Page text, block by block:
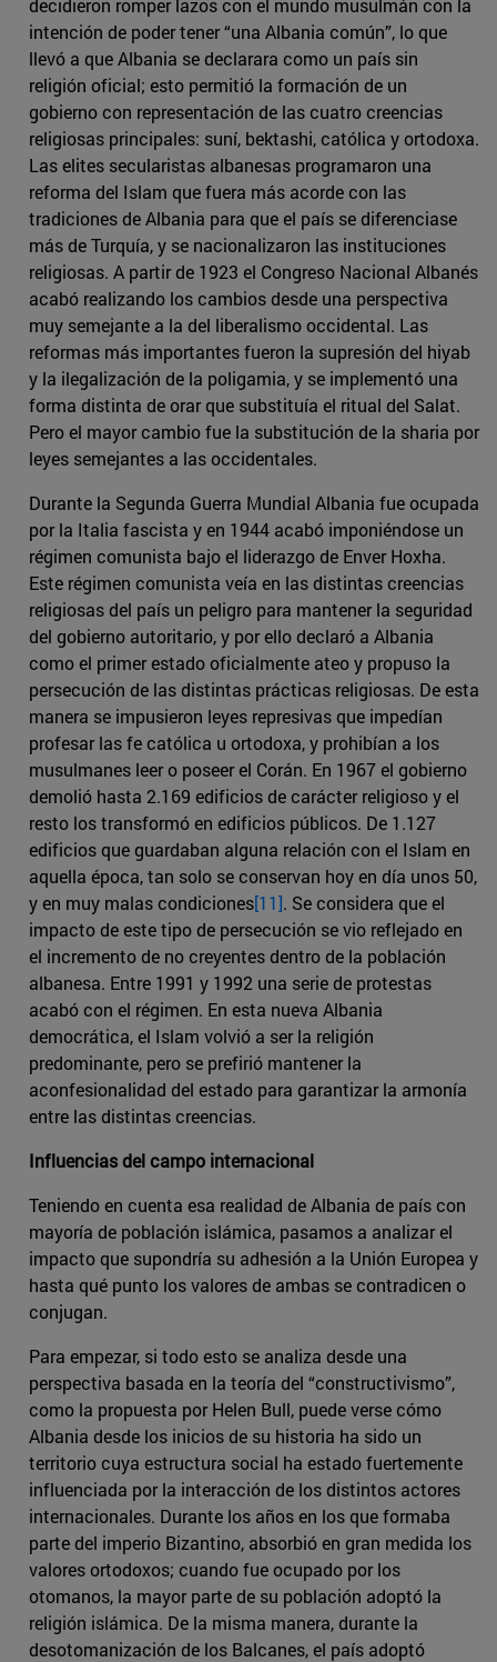
decidieron romper lazos con el mundo musulmán con la
intención de poder tener “una Albania común”, lo que
llevó a que Albania se declarara como un país sin
religión oficial; esto permitió la formación de un
gobierno con representación de las cuatro creencias
religiosas principales: suní, bektashi, católica y ortodoxa.
Las elites secularistas albanesas programaron una
reforma del Islam que fuera más acorde con las
tradiciones de Albania para que el país se diferenciase
más de Turquía, y se nacionalizaron las instituciones
religiosas. A partir de 1923 el Congreso Nacional Albanés
acabó realizando los cambios desde una perspectiva
muy semejante a la del liberalismo occidental. Las
reformas más importantes fueron la supresión del hiyab
y la ilegalización de la poligamia, y se implementó una
forma distinta de orar que substituía el ritual del Salat.
Pero el mayor cambio fue la substitución de la sharia por
leyes semejantes a las occidentales.
Durante la Segunda Guerra Mundial Albania fue ocupada
por la Italia fascista y en 1944 acabó imponiéndose un
régimen comunista bajo el liderazgo de Enver Hoxha.
Este régimen comunista veía en las distintas creencias
religiosas del país un peligro para mantener la seguridad
del gobierno autoritario, y por ello declaró a Albania
como el primer estado oficialmente ateo y propuso la
persecución de las distintas prácticas religiosas. De esta
manera se impusieron leyes represivas que impedían
profesar las fe católica u ortodoxa, y prohibían a los
musulmanes leer o poseer el Corán. En 1967 el gobierno
demolió hasta 2.169 edificios de carácter religioso y el
resto los transformó en edificios públicos. De 1.127
edificios que guardaban alguna relación con el Islam en
aquella época, tan solo se conservan hoy en día unos 50,
y en muy malas condiciones[11]. Se considera que el
impacto de este tipo de persecución se vio reflejado en
el incremento de no creyentes dentro de la población
albanesa. Entre 1991 y 1992 una serie de protestas
acabó con el régimen. En esta nueva Albania
democrática, el Islam volvió a ser la religión
predominante, pero se prefirió mantener la
aconfesionalidad del estado para garantizar la armonía
entre las distintas creencias.
Influencias del campo internacional
Teniendo en cuenta esa realidad de Albania de país con
mayoría de población islámica, pasamos a analizar el
impacto que supondría su adhesión a la Unión Europea y
hasta qué punto los valores de ambas se contradicen o
conjugan.
Para empezar, si todo esto se analiza desde una
perspectiva basada en la teoría del “constructivismo”,
como la propuesta por Helen Bull, puede verse cómo
Albania desde los inicios de su historia ha sido un
territorio cuya estructura social ha estado fuertemente
influenciada por la interacción de los distintos actores
internacionales. Durante los años en los que formaba
parte del imperio Bizantino, absorbió en gran medida los
valores ortodoxos; cuando fue ocupado por los
otomanos, la mayor parte de su población adoptó la
religión islámica. De la misma manera, durante la
desotomanización de los Balcanes, el país adoptó